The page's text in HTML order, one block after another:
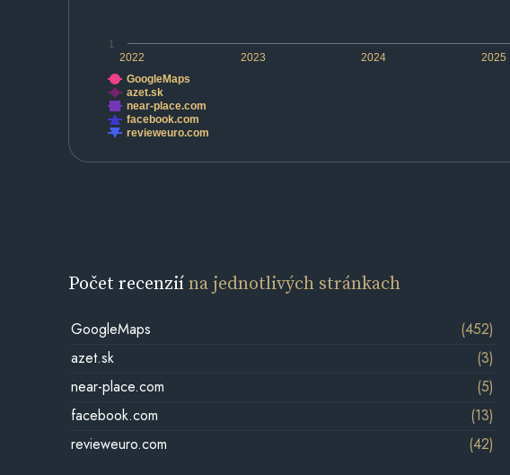
2022 2023 2024 2025
1
GoogleMaps
azet.sk
near-place.com
facebook.com
revieweuro.com
Počet recenziína jednotlivých stránkach
GoogleMaps
(452)
azet.sk
(3)
near-place.com
(5)
facebook.com
(13)
revieweuro.com
(42)